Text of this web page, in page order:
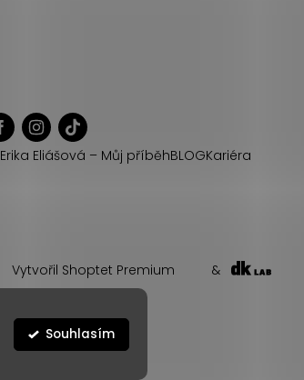
Souhlasím
Erika Eliášová – Můj příběhBLOGKariéra
Vytvořil Shoptet Premium &